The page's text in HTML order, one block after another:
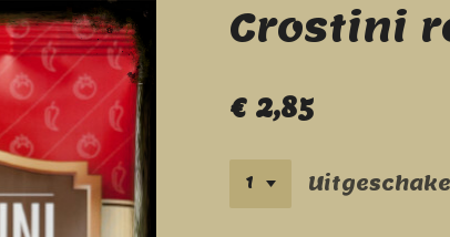
Crostini
€ 2,85